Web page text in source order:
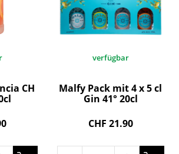
CH
verfügbar
Malfy Pack mit 4 x 5 cl
Gin 41° 20cl
CHF 21.90